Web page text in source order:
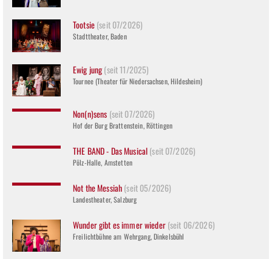
Tootsie(seit 07/2026)
Stadttheater, Baden
Ewig jung(seit 11/2025)
Tournee (Theater für Niedersachsen, Hildesheim)
Non(n)sens (seit 07/2026)
Hof der Burg Brattenstein, Röttingen
THE BAND - Das Musical(seit 07/2026)
Pölz-Halle, Amstetten
Not the Messiah(seit 05/2026)
Landestheater, Salzburg
Wunder gibt es immer wieder(seit 06/2026)
Freilichtbühne am Wehrgang, Dinkelsbühl